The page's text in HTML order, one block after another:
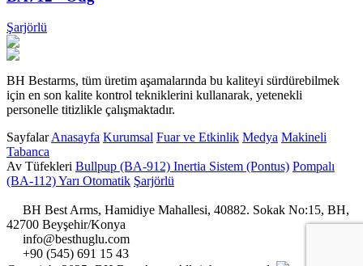
Şarjörlü
BH Bestarms, tüm üretim aşamalarında bu kaliteyi sürdürebilmek
için en son kalite kontrol tekniklerini kullanarak, yetenekli
personelle titizlikle çalışmaktadır.
Sayfalar Anasayfa Kurumsal Fuar ve Etkinlik Medya Makineli
Tabanca
Av Tüfekleri Bullpup (BA-912) Inertia Sistem (Pontus) Pompalı
(BA-112)Yarı Otomatik Şarjörlü
BH Best Arms, Hamidiye Mahallesi, 40882. Sokak No:15, BH,
42700 Beyşehir/Konya
info@besthuglu.com
+90 (545) 691 15 43